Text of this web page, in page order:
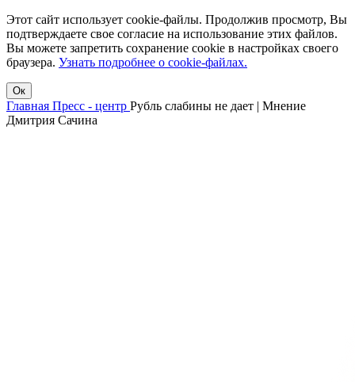
Этот сайт использует cookie-файлы. Продолжив просмотр, Вы
подтверждаете свое согласие на использование этих файлов.
Вы можете запретить сохранение cookie в настройках своего
браузера. Узнать подробнее о cookie-файлах.
Ок
Главная Пресс - центр Рубль слабины не дает | Мнение
Дмитрия Сачина